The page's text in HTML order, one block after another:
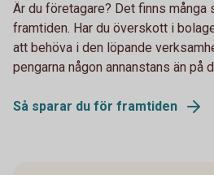
Är du företagare? Det finns många
framtiden. Har du överskott i
att behöva i den löpande
pengarna någon annanstans än på
Så sparar du för framtiden